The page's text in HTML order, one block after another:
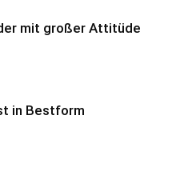
mit großer Attitüde
in Bestform